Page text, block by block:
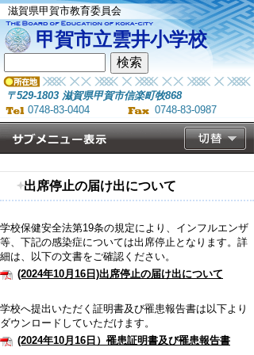
滋賀県甲賀市教育委員会
甲賀市立雲井小学校
〒529-1803 滋賀県甲賀市信楽町牧868
0748-83-0404
0748-83-0987
出席停止の届け出について
学校保健安全法第19条の規定により、インフルエンザ
等、下記の感染症については出席停止となります。詳
細は、以下の文書をご確認ください。
(2024年10月16日)出席停止の届け出について
学校へ提出いただく証明書及び罹患報告書は以下より
ダウンロードしていただけます。
(2024年10月16日）罹患証明書及び罹患報告書